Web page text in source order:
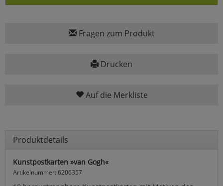
Fragen zum Produkt
Drucken
Auf die Merkliste
Produktdetails
Kunstpostkarten »van Gogh«
Artikelnummer: 6206357